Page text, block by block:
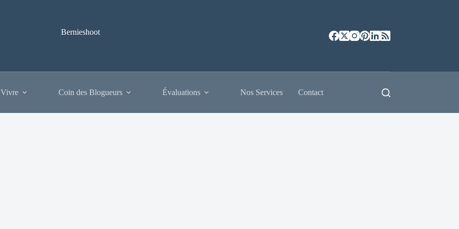
Bernieshoot
Coin des Blogueurs Évaluations Nos Services Contact